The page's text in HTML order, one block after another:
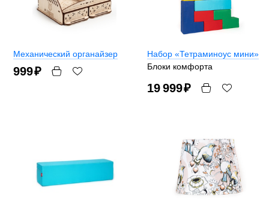
Механический органайзер
999₽
Набор «Тетраминоус мини»
Блоки комфорта
19 999₽